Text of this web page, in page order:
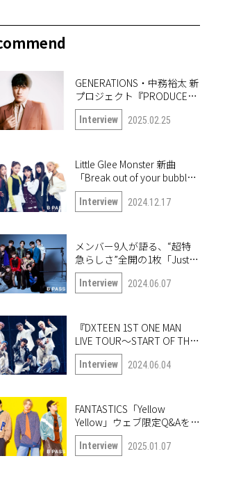
GENERATIONS・中務裕太 新
プロジェクト『PRODUCE
6IX COLORS』の第一弾楽曲
「True or Doubt」について
Interview 2025.02.25
Little Glee Monster 新曲
「Break out of your bubble｣
インタビュー。未公開写真
も公開！
Interview 2024.12.17
メンバー9人が語る、“超特
急らしさ”全開の1枚「Just
like 超特急」
Interview 2024.06.07
『DXTEEN 1ST ONE MAN
LIVE TOUR〜START OF THE
QUEST〜』開幕！ ツアー中
の6人に突撃!!
Interview 2024.06.04
FANTASTICS「Yellow
Yellow」ウェブ限定Q&Aを公
開！
Interview 2025.01.07